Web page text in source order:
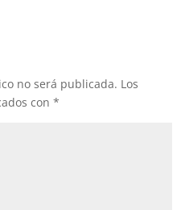
no será publicada. Los
con*